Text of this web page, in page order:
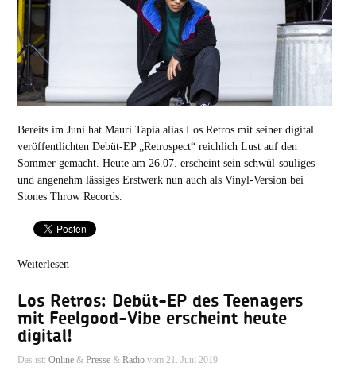
Bereits im Juni hat Mauri Tapia alias Los Retros mit seiner digital
veröffentlichten Debüt-EP „Retrospect“ reichlich Lust auf den
Sommer gemacht. Heute am 26.07. erscheint sein schwül-souliges
und angenehm lässiges Erstwerk nun auch als Vinyl-Version bei
Stones Throw Records.
Weiterlesen
Los Retros: Debüt-EP des Teenagers
mit Feelgood-Vibe erscheint heute
digital!
Das ist: Online& Presse& Radiovom 21. Juni 2019